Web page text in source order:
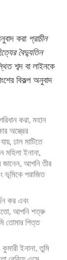
করা প্রাচীন
বৈদ্যুতিন
শব্দ বা লাইনকে
বিকল্প অনুবাদ
করা, মহান
অস্ত্রের
ঢাল মাটিতে
ইনানা,
জানেন, আপনি তীর
ভূমিকে পরাজিত
কর এবং
আপনি শত্রু
তোমার পিত্ত
কুমারী ইনানা, তুমি